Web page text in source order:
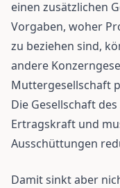
einen zusätzlichen
Vorgaben, woher
zu beziehen sind,
andere
Muttergesellschaft
Die Gesellschaft
Ertragskraft und
Ausschüttungen
Damit sinkt aber